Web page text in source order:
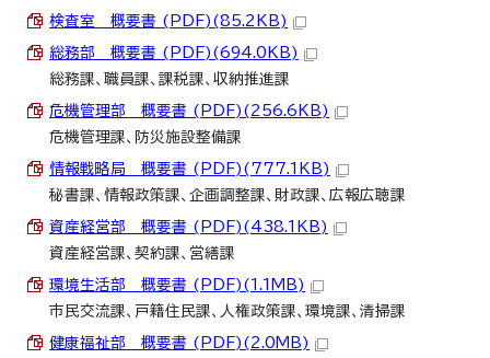
検査室 概要書 (PDF)(85.2KB)
総務部 概要書 (PDF)(694.0KB)
総務課、職員課、課税課、収納推進課
危機管理部 概要書 (PDF)(256.6KB)
危機管理課、防災施設整備課
情報戦略局 概要書 (PDF)(777.1KB)
秘書課、情報政策課、企画調整課、財政課、広報広聴課
資産経営部 概要書 (PDF)(438.1KB)
資産経営課、契約課、営繕課
環境生活部 概要書 (PDF)(1.1MB)
市民交流課、戸籍住民課、人権政策課、環境課、清掃課
健康福祉部 概要書 (PDF)(2.0MB)